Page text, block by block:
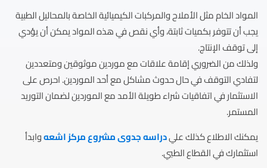
المواد الخام مثل الأملاح والمركبات الكيميائية الخاصة بالمحاليل الطبية
يجب أن تتوفر بكميات ثابتة، وأي نقص في هذه المواد يمكن أن يؤدي
إلى توقف الإنتاج.
ولذلك من الضروري إقامة علاقات مع موردين موثوقين ومتعددين
لتفادي التوقف في حال حدوث مشاكل مع أحد الموردين. احرص على
الاستثمار في اتفاقيات شراء طويلة الأمد مع الموردين لضمان التوريد
المستمر.
يمكنك الاطلاع كذلك عليدراسه جدوى مشروع مركز اشعهوابدأ
استثمارك في القطاع الطبي.